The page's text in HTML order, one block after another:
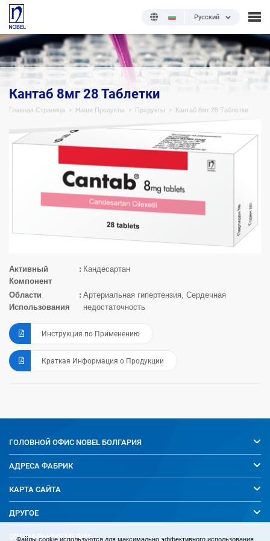
Русский
;
Кантаб 8мг 28 Таблетки
Главная Страница Наши Продукты Продукты Кантаб 8мг 28 Таблетки
Активный
Компонент
Кандесартан
Области
Использования
Артериальная гипертензия, Сердечная
недостаточность
Инструкция по Применению
Краткая Информация о Продукции
ГОЛОВНОЙ ОФИС NOBEL БОЛГАРИЯ
АДРЕСА ФАБРИК
КАРТА САЙТА
ДРУГОЕ
СОЦИАЛЬНЫЕ МЕДИА
Файлы cookie используются для максимально эффективного использования